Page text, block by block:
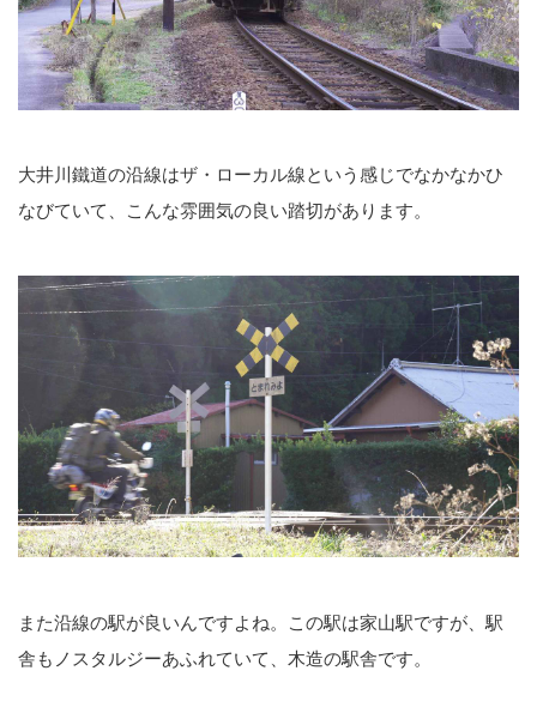
大井川鐵道の沿線はザ・ローカル線という感じでなかなかひ
なびていて、こんな雰囲気の良い踏切があります。
また沿線の駅が良いんですよね。この駅は家山駅ですが、駅
舎もノスタルジーあふれていて、木造の駅舎です。